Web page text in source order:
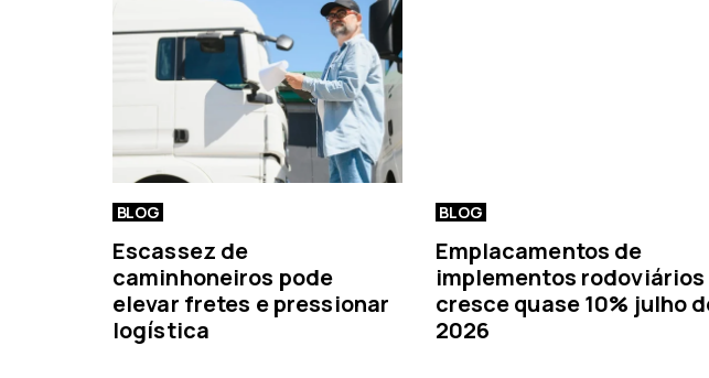
i
BLOG
Escassez de
caminhoneiros pode
elevar fretes e pressionar
logística
BLOG
Emplacamentos de
implementos rodoviários
cresce quase 10% julho
2026